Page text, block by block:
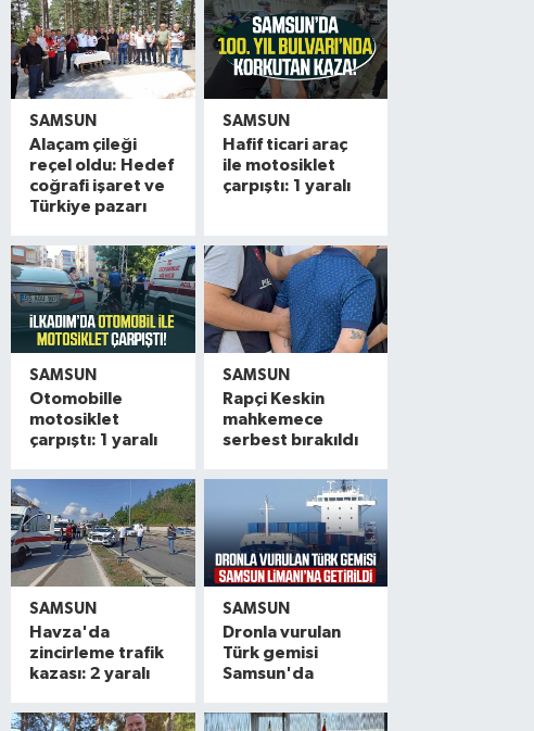
SAMSUN
Alaçam çileği
reçel oldu: Hedef
coğrafi işaret ve
Türkiye pazarı
SAMSUN
Hafif ticari araç
ile motosiklet
çarpıştı: 1 yaralı
SAMSUN
Otomobille
motosiklet
çarpıştı: 1 yaralı
SAMSUN
Rapçi Keskin
mahkemece
serbest bırakıldı
SAMSUN
Havza'da
zincirleme trafik
kazası: 2 yaralı
SAMSUN
Dronla vurulan
Türk gemisi
Samsun'da